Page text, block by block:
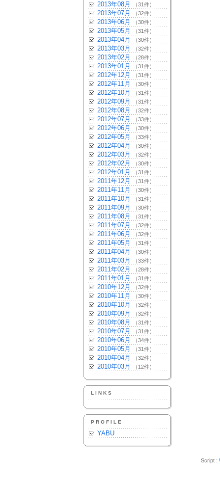
2013年08月 （31件）
2013年07月 （32件）
2013年06月 （30件）
2013年05月 （31件）
2013年04月 （30件）
2013年03月 （32件）
2013年02月 （28件）
2013年01月 （31件）
2012年12月 （31件）
2012年11月 （30件）
2012年10月 （31件）
2012年09月 （31件）
2012年08月 （32件）
2012年07月 （33件）
2012年06月 （30件）
2012年05月 （33件）
2012年04月 （30件）
2012年03月 （32件）
2012年02月 （30件）
2012年01月 （31件）
2011年12月 （31件）
2011年11月 （30件）
2011年10月 （31件）
2011年09月 （30件）
2011年08月 （31件）
2011年07月 （32件）
2011年06月 （32件）
2011年05月 （31件）
2011年04月 （30件）
2011年03月 （33件）
2011年02月 （28件）
2011年01月 （31件）
2010年12月 （32件）
2010年11月 （30件）
2010年10月 （32件）
2010年09月 （32件）
2010年08月 （31件）
2010年07月 （31件）
2010年06月 （34件）
2010年05月 （31件）
2010年04月 （32件）
2010年03月 （12件）
LINKS
PROFILE
YABU
Script :